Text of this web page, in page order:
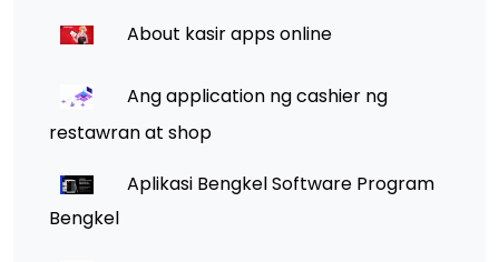
About kasir apps online
Ang application ng cashier ng
restawran at shop
Aplikasi Bengkel Software Program
Bengkel